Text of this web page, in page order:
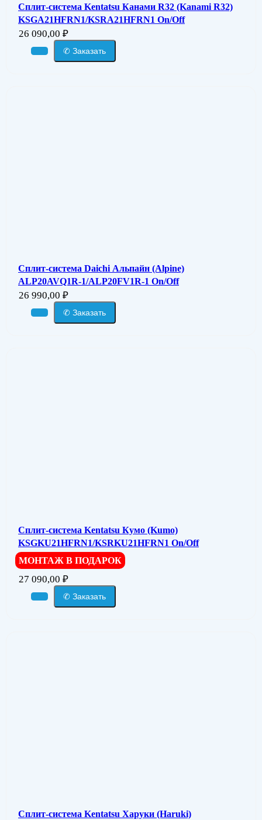
Сплит-система Kentatsu Канами R32 (Kanami R32)
KSGA21HFRN1/KSRA21HFRN1 On/Off
26 090,00 ₽
✆ Заказать
Сплит-система Daichi Альпайн (Alpine)
ALP20AVQ1R-1/ALP20FV1R-1 On/Off
26 990,00 ₽
✆ Заказать
Сплит-система Kentatsu Кумо (Kumo)
KSGKU21HFRN1/KSRKU21HFRN1 On/Off
МОНТАЖ В ПОДАРОК
27 090,00 ₽
✆ Заказать
Сплит-система Kentatsu Харуки (Haruki)